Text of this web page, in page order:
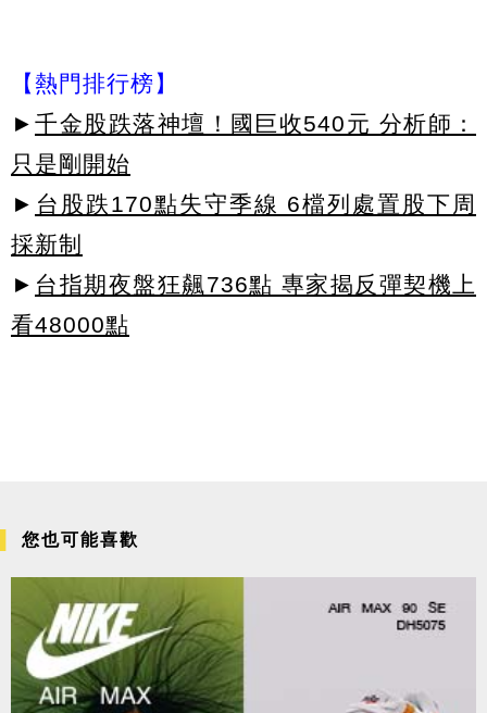
【熱門排行榜】
► 千金股跌落神壇！國巨收540元 分析師：
只是剛開始
► 台股跌170點失守季線 6檔列處置股下周
採新制
► 台指期夜盤狂飆736點 專家揭反彈契機上
看48000點
您也可能喜歡